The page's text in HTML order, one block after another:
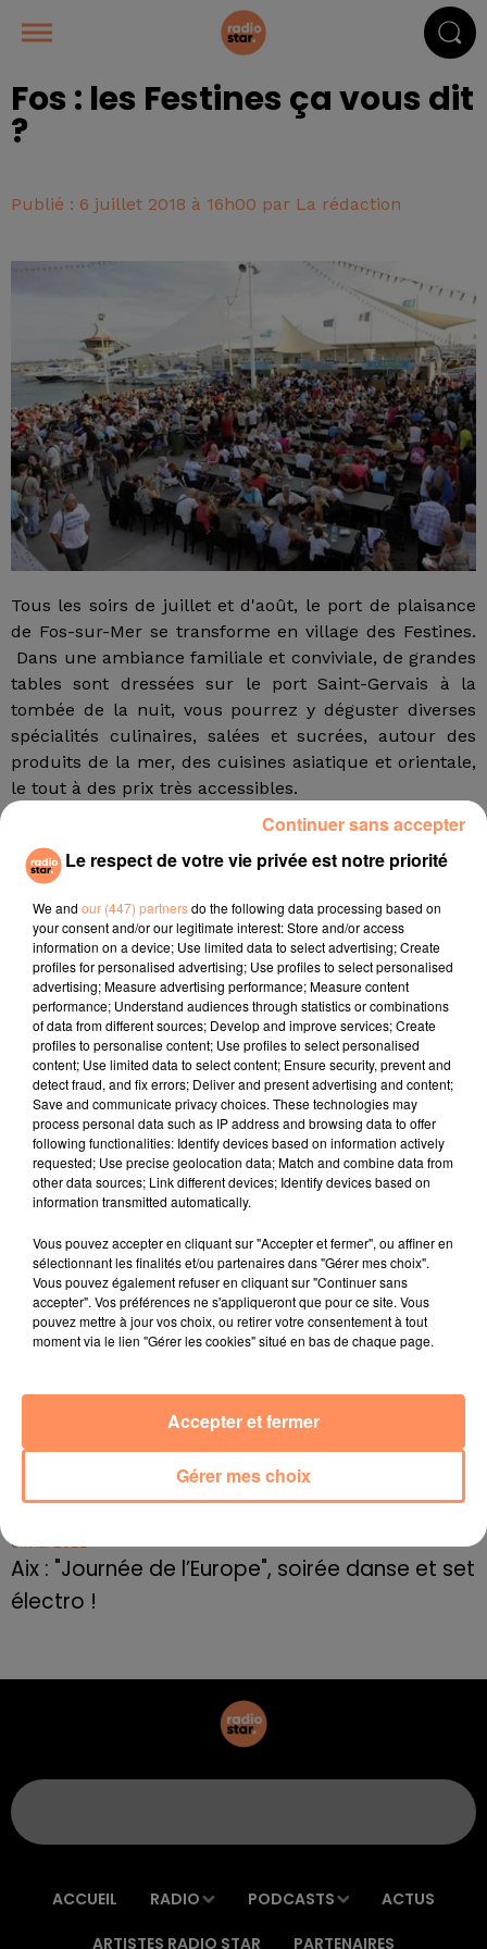
Fos : les Festines ça vous dit
?
Publié : 6 juillet 2018 à 16h00 par La rédaction
Tous les soirs de juillet et d'août, le port de plaisance
de Fos-sur-Mer se transforme en village des Festines.
Dans une ambiance familiale et conviviale, de grandes
tables sont dressées sur le port Saint-Gervais à la
tombée de la nuit, vous pourrez y déguster diverses
spécialités culinaires, salées et sucrées, autour des
produits de la mer, des cuisines asiatique et orientale,
le tout à des prix très accessibles.
Et ce n'est pas tout ! Jusqu'au 26 août, des animations
musicales diverses, des jeux pour les enfants, un
marché nocturne sont à découvrir le long de la
promenade du port.
fil actus
4 juillet 2022
Radio Star Live avec Dadju
27 juin 2022
Marseille : une application pour mettre en
relation extras et...
27 juin 2022
Le cocholed pour jouer à la pétanque
jusqu'au bout de la nuit !
10 mai 2022
Toulon : des quais électrifiés pour 2023 !
10 mai 2022
Cassis organise sa traditionnelle "Fête du vin"
8 mai 2022
Le rappeur marseillais Soprano invité de
E=M6
8 mai 2022
Aix : "Journée de l’Europe", soirée danse et set
électro !
ACCUEIL RADIO PODCASTS ACTUS
ARTISTES RADIO STAR PARTENAIRES
Le respect de votre vie privée est notre priorité
We and our (447) partnersdo the following data processing based on
your consent and/or our legitimate interest: Store and/or access
information on a device; Use limited data to select advertising; Create
profiles for personalised advertising; Use profiles to select personalised
advertising; Measure advertising performance; Measure content
performance; Understand audiences through statistics or combinations
of data from different sources; Develop and improve services; Create
profiles to personalise content; Use profiles to select personalised
content; Use limited data to select content; Ensure security, prevent and
detect fraud, and fix errors; Deliver and present advertising and content;
Save and communicate privacy choices. These technologies may
process personal data such as IP address and browsing data to offer
following functionalities: Identify devices based on information actively
requested; Use precise geolocation data; Match and combine data from
other data sources; Link different devices; Identify devices based on
information transmitted automatically.
Vous pouvez accepter en cliquant sur "Accepter et fermer", ou affiner en
sélectionnant les finalités et/ou partenaires dans "Gérer mes choix".
Vous pouvez également refuser en cliquant sur "Continuer sans
accepter". Vos préférences ne s'appliqueront que pour ce site. Vous
pouvez mettre à jour vos choix, ou retirer votre consentement à tout
moment via le lien "Gérer les cookies" situé en bas de chaque page.
Gérer mes choix
Accepter et fermer
Continuer sans accepter